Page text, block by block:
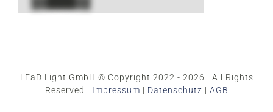
LEaD Light GmbH © Copyright 2022 - 2026 | All Rights
Reserved | Impressum | Datenschutz | AGB